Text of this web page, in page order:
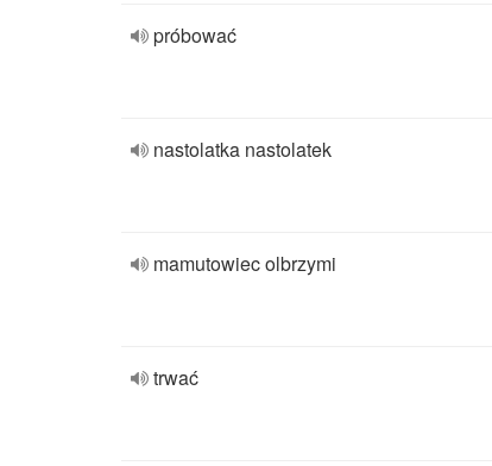
próbować
nastolatka nastolatek
mamutowiec olbrzymi
trwać